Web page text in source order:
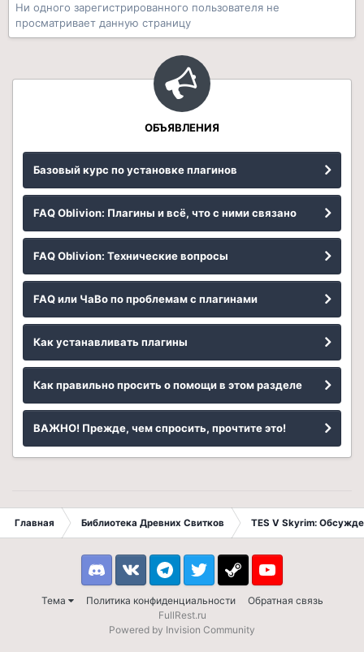
Ни одного зарегистрированного пользователя не
просматривает данную страницу
ОБЪЯВЛЕНИЯ
Базовый курс по установке плагинов
FAQ Oblivion: Плагины и всё, что с ними связано
FAQ Oblivion: Технические вопросы
FAQ или ЧаВо по проблемам с плагинами
Как устанавливать плагины
Как правильно просить о помощи в этом разделе
ВАЖНО! Прежде, чем спросить, прочтите это!
Главная Библиотека Древних Свитков TES V Skyrim:
Тема Политика конфиденциальности Обратная связь
DiscordVK TelegramTwitter Steam Youtube
FullRest.ru
Powered by Invision Community